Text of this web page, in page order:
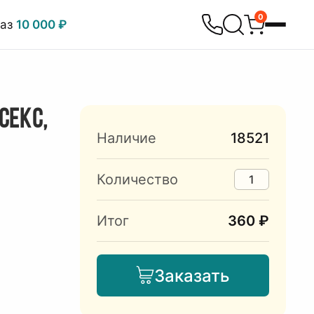
10 000 ₽
0
Наличие 18521
Количество
Итог 360 ₽
Заказать